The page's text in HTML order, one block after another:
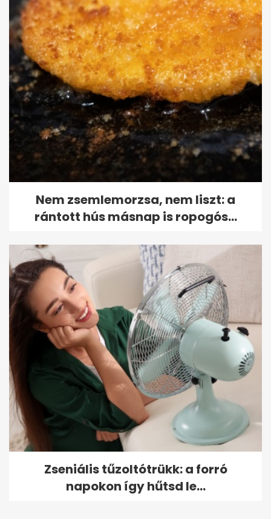
Nem zsemlemorzsa, nem liszt: a
rántott hús másnap is ropogós...
Zseniális tűzoltótrükk: a forró
napokon így hűtsd le...